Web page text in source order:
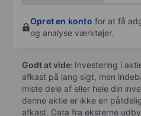
Opret en konto for at få
og analyse værktøjer.
Godt at vide: Investering i
afkast på lang sigt, men
miste dele af eller hele din
denne aktie er ikke en
afkast. Data fra eksterne